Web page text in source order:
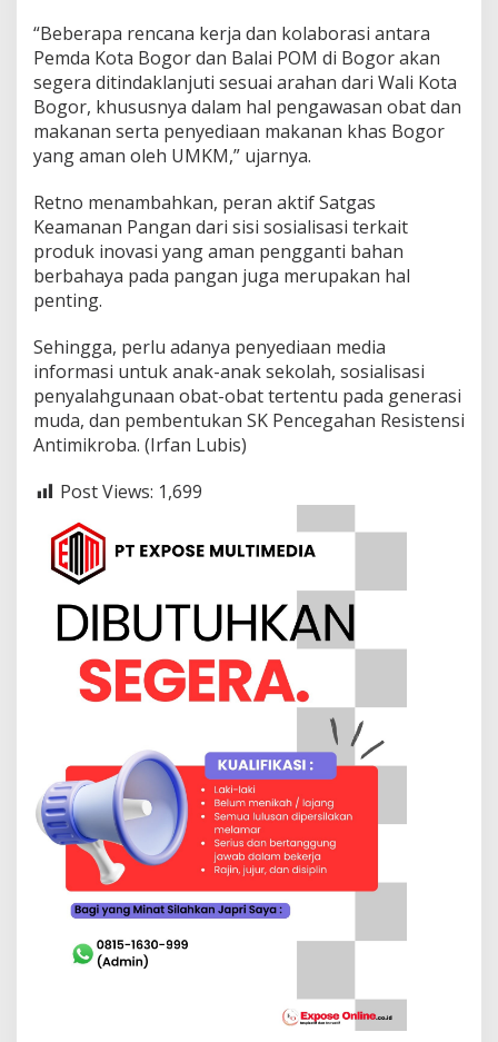
“Beberapa rencana kerja dan kolaborasi antara
Pemda Kota Bogor dan Balai POM di Bogor akan
segera ditindaklanjuti sesuai arahan dari Wali Kota
Bogor, khususnya dalam hal pengawasan obat dan
makanan serta penyediaan makanan khas Bogor
yang aman oleh UMKM,” ujarnya.
Retno menambahkan, peran aktif Satgas
Keamanan Pangan dari sisi sosialisasi terkait
produk inovasi yang aman pengganti bahan
berbahaya pada pangan juga merupakan hal
penting.
Sehingga, perlu adanya penyediaan media
informasi untuk anak-anak sekolah, sosialisasi
penyalahgunaan obat-obat tertentu pada generasi
muda, dan pembentukan SK Pencegahan Resistensi
Antimikroba. (Irfan Lubis)
Post Views: 1,699